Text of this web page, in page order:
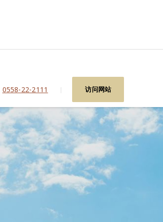
0558-22-2111 访问网站